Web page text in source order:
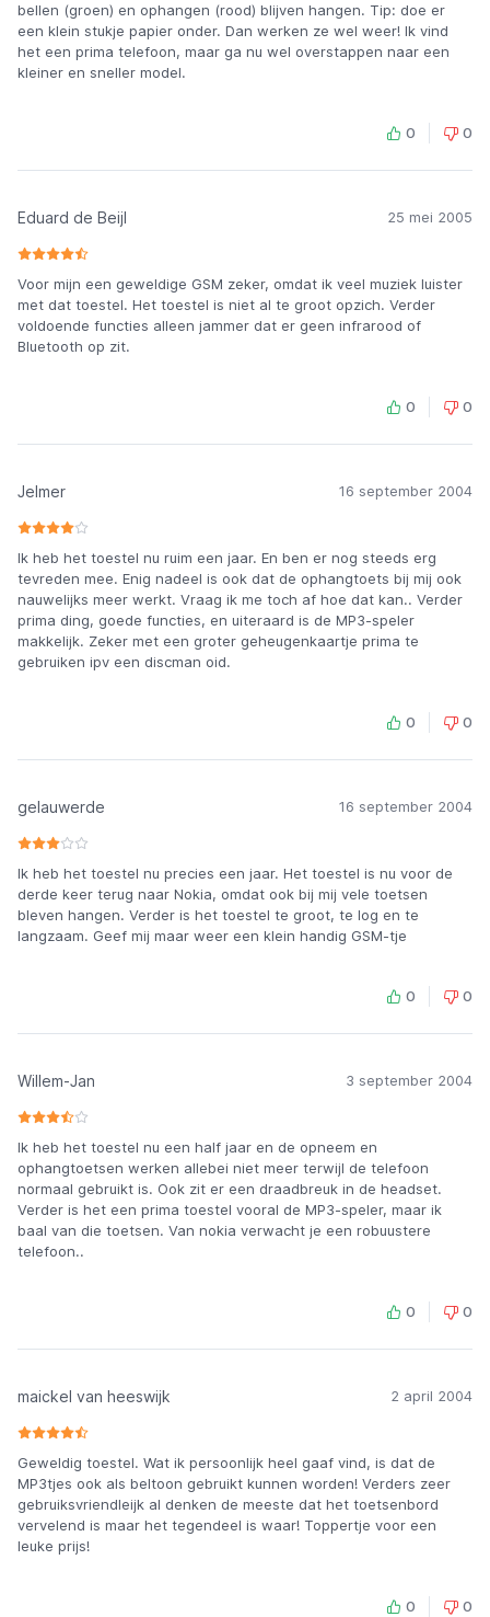
bellen (groen) en ophangen (rood) blijven hangen. Tip: doe er
een klein stukje papier onder. Dan werken ze wel weer! Ik vind
het een prima telefoon, maar ga nu wel overstappen naar een
kleiner en sneller model.
0 0
Eduard de Beijl 25 mei 2005
Voor mijn een geweldige GSM zeker, omdat ik veel muziek luister
met dat toestel. Het toestel is niet al te groot opzich. Verder
voldoende functies alleen jammer dat er geen infrarood of
Bluetooth op zit.
0 0
Jelmer 16 september 2004
Ik heb het toestel nu ruim een jaar. En ben er nog steeds erg
tevreden mee. Enig nadeel is ook dat de ophangtoets bij mij ook
nauwelijks meer werkt. Vraag ik me toch af hoe dat kan.. Verder
prima ding, goede functies, en uiteraard is de MP3-speler
makkelijk. Zeker met een groter geheugenkaartje prima te
gebruiken ipv een discman oid.
0 0
gelauwerde 16 september 2004
Ik heb het toestel nu precies een jaar. Het toestel is nu voor de
derde keer terug naar Nokia, omdat ook bij mij vele toetsen
bleven hangen. Verder is het toestel te groot, te log en te
langzaam. Geef mij maar weer een klein handig GSM-tje
0 0
Willem-Jan 3 september 2004
Ik heb het toestel nu een half jaar en de opneem en
ophangtoetsen werken allebei niet meer terwijl de telefoon
normaal gebruikt is. Ook zit er een draadbreuk in de headset.
Verder is het een prima toestel vooral de MP3-speler, maar ik
baal van die toetsen. Van nokia verwacht je een robuustere
telefoon..
0 0
maickel van heeswijk 2 april 2004
Geweldig toestel. Wat ik persoonlijk heel gaaf vind, is dat de
MP3tjes ook als beltoon gebruikt kunnen worden! Verders zeer
gebruiksvriendleijk al denken de meeste dat het toetsenbord
vervelend is maar het tegendeel is waar! Toppertje voor een
leuke prijs!
0 0